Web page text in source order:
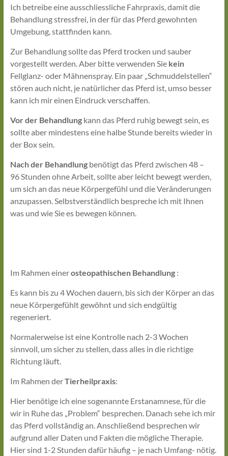
Tierosteopathie
und
Naturheilkunde
Ich betreibe eine ausschliessliche Fahrpraxis, damit die
Behandlung stressfrei, in der für das Pferd gewohnten
Umgebung, stattfinden kann.
Zur Behandlung sollte das Pferd trocken und sauber
vorgestellt werden. Aber bitte verwenden Sie kein
Fellglanz- oder Mähnenspray. Ein paar „Schmuddelstellen“
stören auch nicht, je natürlicher das Pferd ist, umso besser
kann ich mir einen Eindruck verschaffen.
Vor der Behandlungkann das Pferd ruhig bewegt sein, es
sollte aber mindestens eine halbe Stunde bereits wieder in
der Box sein.
Nach der Behandlungbenötigt das Pferd zwischen 48 –
96 Stunden ohne Arbeit, sollte aber leicht bewegt werden,
um sich an das neue Körpergefühl und die Veränderungen
anzupassen. Selbstverständlich bespreche ich mit Ihnen
was und wie Sie es bewegen können.
Im Rahmen einerosteopathischen Behandlung:
Es kann bis zu 4 Wochen dauern, bis sich der Körper an das
neue Körpergefühlt gewöhnt und sich endgültig
regeneriert.
Normalerweise ist eine Kontrolle nach 2-3 Wochen
sinnvoll, um sicher zu stellen, dass alles in die richtige
Richtung läuft.
Im Rahmen derTierheilpraxis:
Hier benötige ich eine sogenannte Erstanamnese, für die
wir in Ruhe das „Problem“ besprechen. Danach sehe ich mir
das Pferd vollständig an. Anschließend besprechen wir
aufgrund aller Daten und Fakten die mögliche Therapie.
Hier sind 1-2 Stunden dafür häufig – je nach Umfang- nötig.